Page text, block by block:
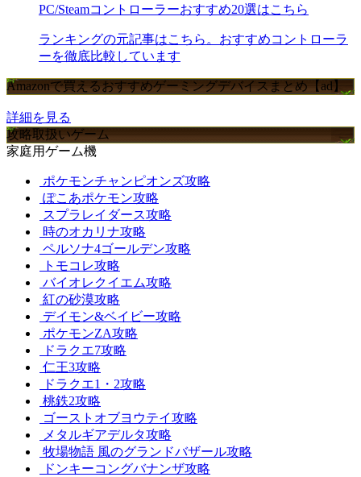
PC/Steamコントローラーおすすめ20選はこちら
ランキングの元記事はこちら。おすすめコントローラ
ーを徹底比較しています
Amazonで買えるおすすめゲーミングデバイスまとめ【ad】
詳細を見る
攻略取扱いゲーム
家庭用ゲーム機
ポケモンチャンピオンズ攻略
ぽこあポケモン攻略
スプラレイダース攻略
時のオカリナ攻略
ペルソナ4ゴールデン攻略
トモコレ攻略
バイオレクイエム攻略
紅の砂漠攻略
デイモン&ベイビー攻略
ポケモンZA攻略
ドラクエ7攻略
仁王3攻略
ドラクエ1・2攻略
桃鉄2攻略
ゴーストオブヨウテイ攻略
メタルギアデルタ攻略
牧場物語 風のグランドバザール攻略
ドンキーコングバナンザ攻略